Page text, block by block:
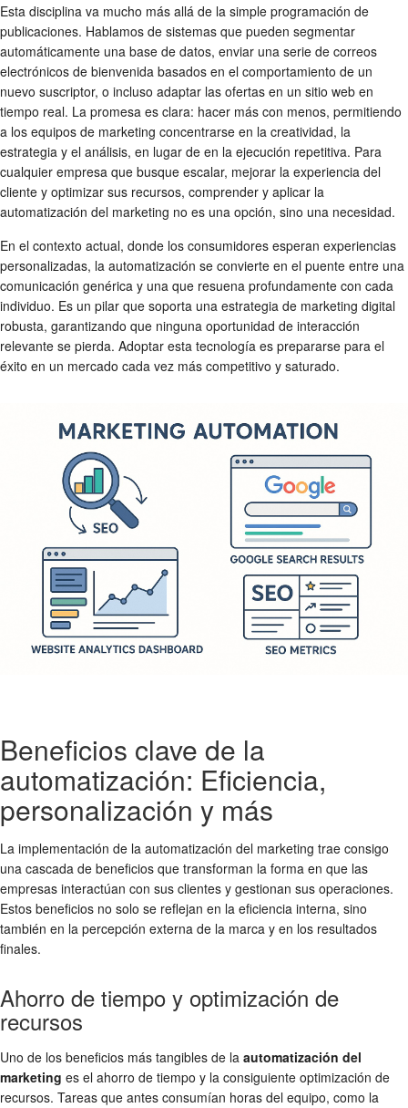
Esta disciplina va mucho más allá de la simple programación de
publicaciones. Hablamos de sistemas que pueden segmentar
automáticamente una base de datos, enviar una serie de correos
electrónicos de bienvenida basados en el comportamiento de un
nuevo suscriptor, o incluso adaptar las ofertas en un sitio web en
tiempo real. La promesa es clara: hacer más con menos, permitiendo
a los equipos de marketing concentrarse en la creatividad, la
estrategia y el análisis, en lugar de en la ejecución repetitiva. Para
cualquier empresa que busque escalar, mejorar la experiencia del
cliente y optimizar sus recursos, comprender y aplicar la
automatización del marketing no es una opción, sino una necesidad.
En el contexto actual, donde los consumidores esperan experiencias
personalizadas, la automatización se convierte en el puente entre una
comunicación genérica y una que resuena profundamente con cada
individuo. Es un pilar que soporta una estrategia de marketing digital
robusta, garantizando que ninguna oportunidad de interacción
relevante se pierda. Adoptar esta tecnología es prepararse para el
éxito en un mercado cada vez más competitivo y saturado.
Beneficios clave de la
automatización: Eficiencia,
personalización y más
La implementación de la automatización del marketing trae consigo
una cascada de beneficios que transforman la forma en que las
empresas interactúan con sus clientes y gestionan sus operaciones.
Estos beneficios no solo se reflejan en la eficiencia interna, sino
también en la percepción externa de la marca y en los resultados
finales.
Ahorro de tiempo y optimización de
recursos
Uno de los beneficios más tangibles de la automatización del
marketing es el ahorro de tiempo y la consiguiente optimización de
recursos. Tareas que antes consumían horas del equipo, como la